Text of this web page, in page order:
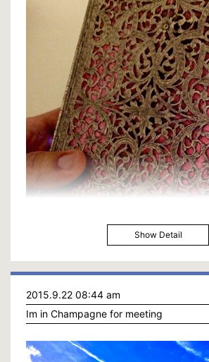
結局「夢帳」にした。その日その日の小さな夢を一
つける夢帳。
Show Detail
2015.9.22 08:44 am
Im in Champagne for meeting